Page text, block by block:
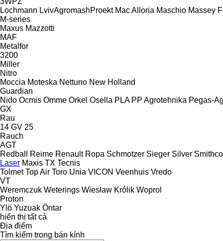
Lochmann LvivAgromashProekt Mac Alloria Maschio Massey
M-series
Maxus Mazzotti
MAF
Metalfor
3200
Miller
Nitro
Moccia Moteska Nettuno New Holland
Guardian
Nido Ocmis Omme Orkel Osella PLA PP Agrotehnika Pegas-
GX
Rau
14 GV 25
Rauch
AGT
Redball
Reime Renault Ropa Schmotzer Sieger Silver Smithco
Laser Maxis TX Tecnis
Tolmet Top Air Toro Unia VICON Veenhuis Vredo
VT
Weremczuk Weterings Wiesław Królik Woprol
Proton
Ylö Yuzuak Öntar
hiển thị tất cả
Địa điểm
Tìm kiếm trong bán kính